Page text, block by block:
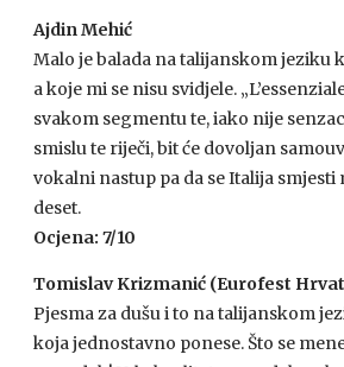
Ajdin Mehić
Malo je balada na talijanskom jeziku
a koje mi se nisu svidjele.
svakom segmentu te, iako nije
smislu te riječi, bit će dovoljan
vokalni nastup pa da se Italija smjesti
deset.
Ocjena: 7/10
Tomislav Krizmanić (Eurofest
Pjesma za dušu i to na talijanskom
koja jednostavno ponese. Što se